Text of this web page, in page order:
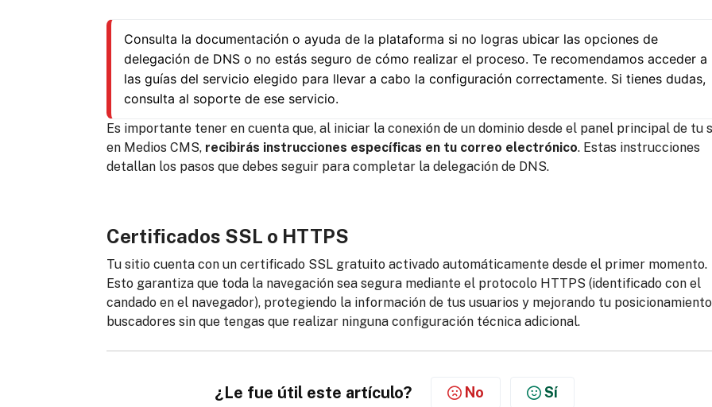
Consulta la documentación o ayuda de la plataforma si no logras ubicar las opciones de
delegación de DNS o no estás seguro de cómo realizar el proceso. Te recomendamos acceder a
las guías del servicio elegido para llevar a cabo la configuración correctamente. Si tienes dudas,
consulta al soporte de ese servicio.
Es importante tener en cuenta que, al iniciar la conexión de un dominio desde el panel principal de tu
en Medios CMS, recibirás instrucciones específicas en tu correo electrónico. Estas instrucciones
detallan los pasos que debes seguir para completar la delegación de DNS.
Certificados SSL o HTTPS
Tu sitio cuenta con un certificado SSL gratuito activado automáticamente desde el primer momento.
Esto garantiza que toda la navegación sea segura mediante el protocolo HTTPS (identificado con el
candado en el navegador), protegiendo la información de tus usuarios y mejorando tu
buscadores sin que tengas que realizar ninguna configuración técnica adicional.
¿Le fue útil este artículo? No Sí